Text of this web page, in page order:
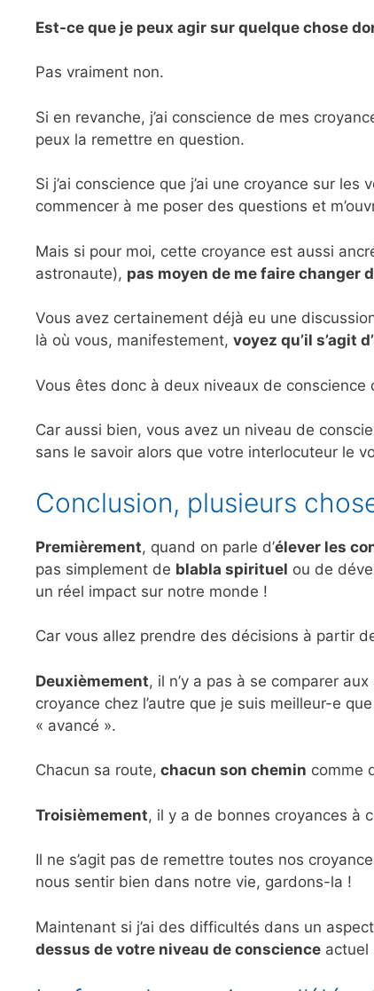
Est-ce que je peux agir sur quelque chose
Pas vraiment non.
Si en revanche, j’ai conscience de mes
peux la remettre en question.
Si j’ai conscience que j’ai une croyance sur
commencer à me poser des questions et
Mais si pour moi, cette croyance est aussi
astronaute), pas moyen de me faire changer
Vous avez certainement déjà eu une
là où vous, manifestement, voyez qu’il s’agit
Vous êtes donc à deux niveaux de
Car aussi bien, vous avez un niveau de
sans le savoir alors que votre interlocuteur le
Conclusion, plusieurs
Premièrement, quand on parle d’élever les
pas simplement de blabla spirituel ou de
un réel impact sur notre monde !
Car vous allez prendre des décisions à partir
Deuxièmement, il n’y a pas à se comparer
croyance chez l’autre que je suis meilleur-e
« avancé ».
Chacun sa route, chacun son chemin comme
Troisièmement, il y a de bonnes croyances à
Il ne s’agit pas de remettre toutes nos
nous sentir bien dans notre vie, gardons-la !
Maintenant si j’ai des difficultés dans un
dessus de votre niveau de conscience actuel